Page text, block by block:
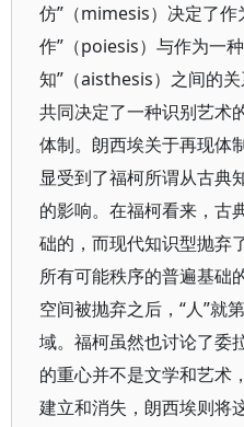
仿”（mimesis）决定了作
作”（poiesis）与作为一
知”（aisthesis）之间的
共同决定了一种识别艺术
体制。朗西埃关于再现体
显受到了福柯所谓从古典
的影响。在福柯看来，古
础的，而现代知识型抛弃
所有可能秩序的普遍基础
空间被抛弃之后，“人”就
域。福柯虽然也讨论了委
的重心并不是文学和艺术
建立和消失，朗西埃则将